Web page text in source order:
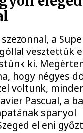
a
vesztettük
ki.
hogy négyes
voltunk,
Pascual, a
spanyol
elleni